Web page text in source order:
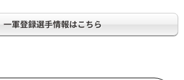
一軍登録選手情報はこちら